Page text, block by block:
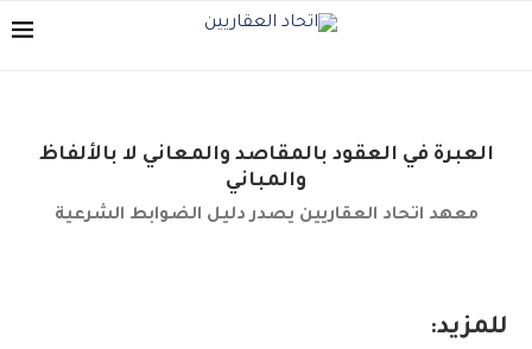
العبرة في العقود بالمقاصد والمعاني لا بالألفاظ
والمباني
معهد اتحاد العقاريين يصدر دليل الضوابط الشرعية
للمزيد: